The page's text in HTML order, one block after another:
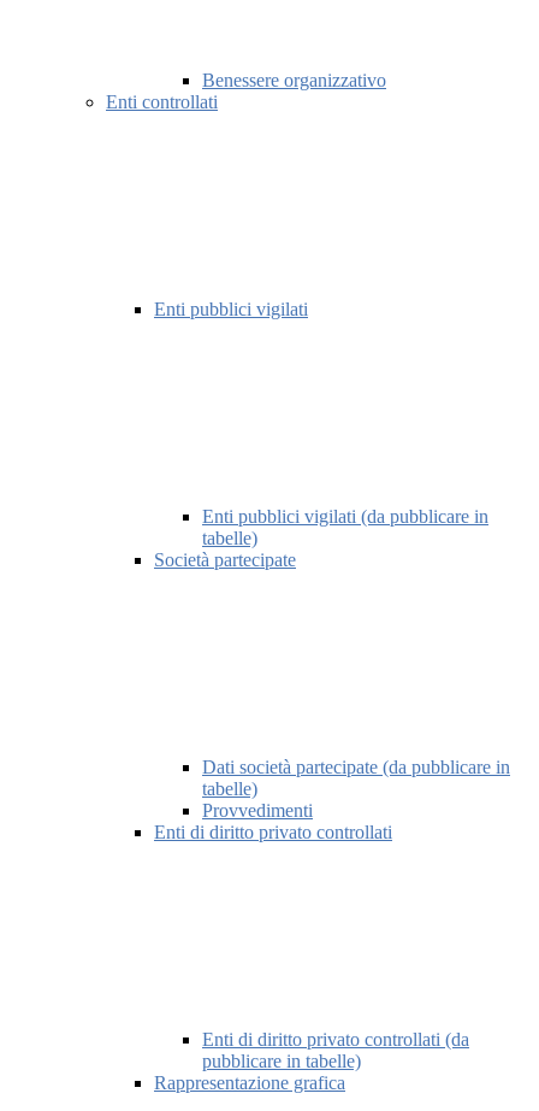
Benessere organizzativo
Enti controllati
Enti pubblici vigilati
Enti pubblici vigilati (da pubblicare in
tabelle)
Società partecipate
Dati società partecipate (da pubblicare in
tabelle)
Provvedimenti
Enti di diritto privato controllati
Enti di diritto privato controllati (da
pubblicare in tabelle)
Rappresentazione grafica